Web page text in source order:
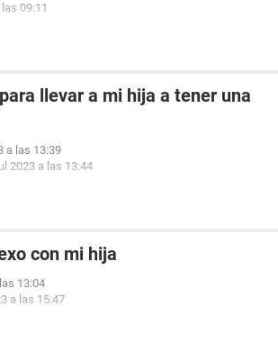
09:11
llevar a mi hija a tener una
a las 13:39
2023 a las 13:44
con mi hija
13:04
a las 15:47